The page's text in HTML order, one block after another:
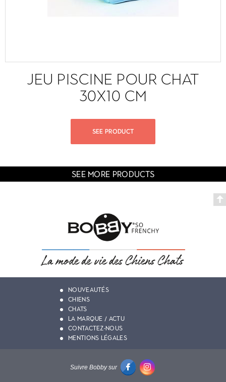
JEU PISCINE POUR CHAT
30X10 CM
SEE PRODUCT
SEE MORE PRODUCTS
NOUVEAUTÉS
CHIENS
CHATS
LA MARQUE / ACTU
CONTACTEZ-NOUS
MENTIONS LÉGALES
Suivre Bobby sur